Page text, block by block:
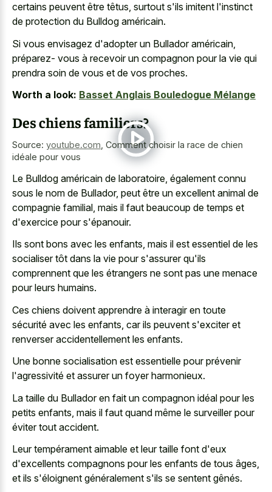
certains peuvent être têtus, surtout s'ils imitent l'instinct
de protection du Bulldog américain.
Si vous envisagez d'adopter un Bullador américain,
préparez- vous à recevoir un compagnon pour la vie qui
prendra soin de vous et de vos proches.
Worth a look: Basset Anglais Bouledogue Mélange
Des chiens familiers?
Source: youtube.com Comment choisir la race de chien
idéale pour vous
Le Bulldog américain de laboratoire, également connu
sous le nom de Bullador, peut être un excellent animal de
compagnie familial , mais il faut beaucoup de temps et
d'exercice pour s'épanouir.
Ils sont bons avec les enfants, mais il est essentiel de les
socialiser tôt dans la vie pour s'assurer qu'ils
comprennent que les étrangers ne sont pas une menace
pour leurs humains.
Ces chiens doivent apprendre à interagir en toute
sécurité avec les enfants, car ils peuvent s'exciter et
renverser accidentellement les enfants.
Une bonne socialisation est essentielle pour prévenir
l'agressivité et assurer un foyer harmonieux.
La taille du Bullador en fait un compagnon idéal pour les
petits enfants, mais il faut quand même le surveiller pour
éviter tout accident.
Leur tempérament aimable et leur taille font d'eux
d'excellents compagnons pour les enfants de tous âges,
et ils s'éloignent généralement s'ils se sentent gênés.